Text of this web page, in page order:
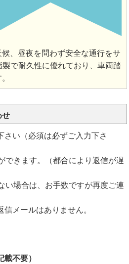
、昼夜を問わず安全な通行をサ
で耐久性に優れており、車両踏
せ
い（必須は必ずご入力下さ
できます。（都合により返信が遅
い場合は、お手数ですが再度ご連
メールはありません。
不要）